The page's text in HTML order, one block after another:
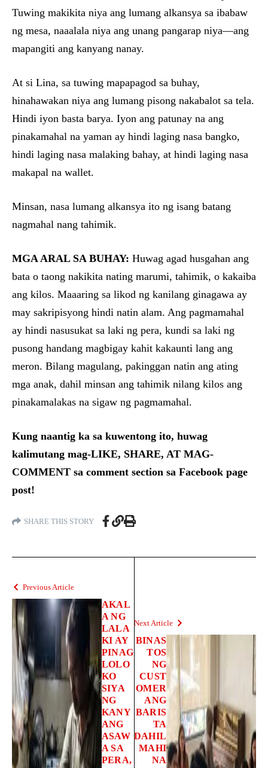
Tuwing makikita niya ang lumang alkansya sa ibabaw
ng mesa, naaalala niya ang unang pangarap niya—ang
mapangiti ang kanyang nanay.
At si Lina, sa tuwing mapapagod sa buhay,
hinahawakan niya ang lumang pisong nakabalot sa tela.
Hindi iyon basta barya. Iyon ang patunay na ang
pinakamahal na yaman ay hindi laging nasa bangko,
hindi laging nasa malaking bahay, at hindi laging nasa
makapal na wallet.
Minsan, nasa lumang alkansya ito ng isang batang
nagmahal nang tahimik.
MGA ARAL SA BUHAY: Huwag agad husgahan ang
bata o taong nakikita nating marumi, tahimik, o kakaiba
ang kilos. Maaaring sa likod ng kanilang ginagawa ay
may sakripisyong hindi natin alam. Ang pagmamahal
ay hindi nasusukat sa laki ng pera, kundi sa laki ng
pusong handang magbigay kahit kakaunti lang ang
meron. Bilang magulang, pakinggan natin ang ating
mga anak, dahil minsan ang tahimik nilang kilos ang
pinakamalakas na sigaw ng pagmamahal.
Kung naantig ka sa kuwentong ito, huwag
kalimutang mag-LIKE, SHARE, AT MAG-
COMMENT sa comment section sa Facebook page
post!
SHARE THIS STORY
Previous Article
AKAL
A NG
LALA
KI AY
PINAG
LOLO
KO
SIYA
NG
KANY
ANG
ASAW
A SA
PERA,
Next Article
BINAS
TOS
NG
CUST
OMER
ANG
BARIS
TA
DAHIL
MAHI
NA